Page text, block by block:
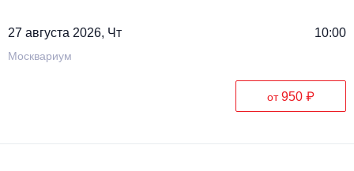
27 августа 2026, Чт 10:00
Москвариум
от950 ₽